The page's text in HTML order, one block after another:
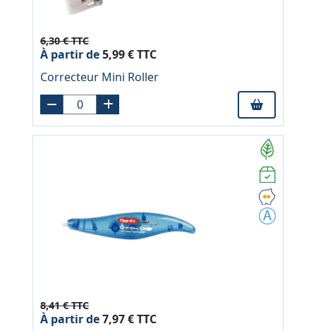
6,30 € TTC
À partir de5,99 € TTC
Correcteur Mini Roller
8,41 € TTC
À partir de7,97 € TTC